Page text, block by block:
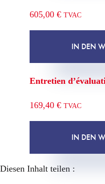
605,00 € TVAC
IN DEN
Entretien
169,40 € TVAC
IN DEN
Diesen Inhalt teilen :